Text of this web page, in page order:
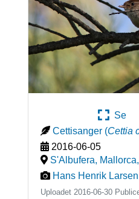
Se
Cettisanger (Cettia
2016-06-05
S'Albufera, Mallorca,
Hans Henrik Larsen
Uploadet 2016-06-30